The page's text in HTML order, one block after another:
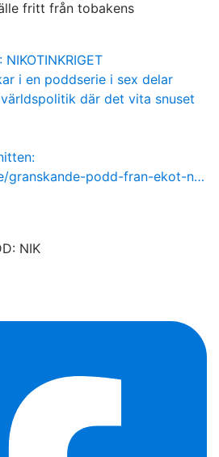
fritt från tobakens
i en poddserie i sex delar
där det vita snuset
granskande-podd-fran-ekot-n…